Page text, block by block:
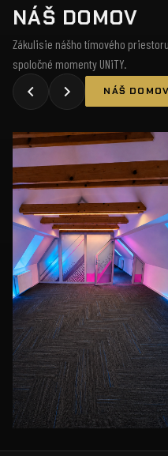
NÁŠ DOMOV
Zákulisie nášho tímového
spoločné momenty UNiTY.
NÁŠ